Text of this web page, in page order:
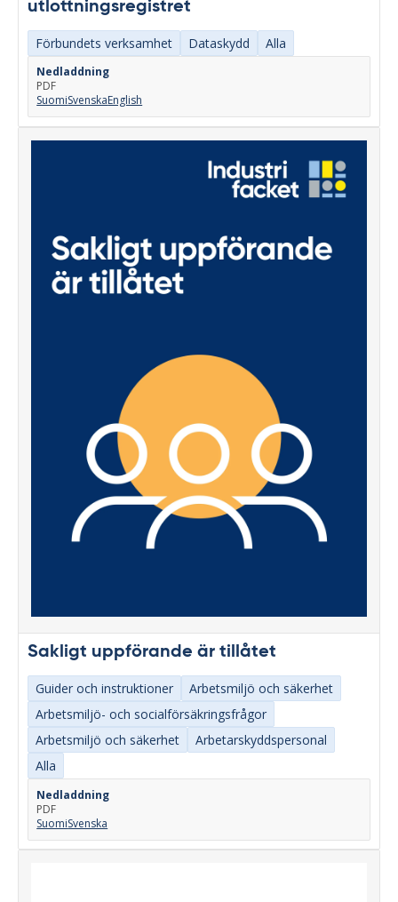
utlottningsregistret
Förbundets verksamhet Dataskydd Alla
Nedladdning
PDF
SuomiSvenskaEnglish
Sakligt uppförande är tillåtet
Guider och instruktioner
Arbetsmiljö och säkerhet
Arbetsmiljö- och socialförsäkringsfrågor
Arbetsmiljö och säkerhet
Arbetarskyddspersonal
Alla
Nedladdning
PDF
SuomiSvenska